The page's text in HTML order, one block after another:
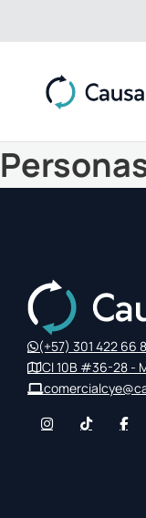
(+57) 301 422 66
Cl 10B #36-28 -